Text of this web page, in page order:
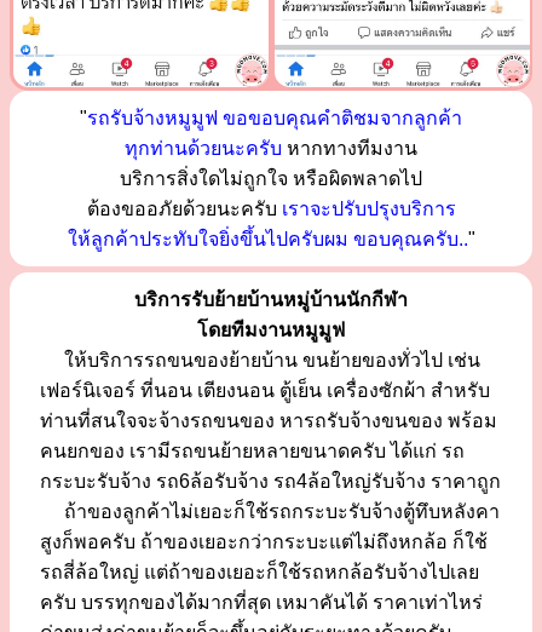
"รถรับจ้างหมูมูฟ ขอขอบคุณคำติชมจากลูกค้า
ทุกท่านด้วยนะครับ หากทางทีมงาน
บริการสิ่งใดไม่ถูกใจ หรือผิดพลาดไป
ต้องขออภัยด้วยนะครับ เราจะปรับปรุงบริการ
ให้ลูกค้าประทับใจยิ่งขึ้นไปครับผม ขอบคุณครับ.."
บริการรับย้ายบ้านหมู่บ้านนักกีฬา
โดยทีมงานหมูมูฟ
ให้บริการรถขนของย้ายบ้าน ขนย้ายของทั่วไป เช่น
เฟอร์นิเจอร์ ที่นอน เตียงนอน ตู้เย็น เครื่องซักผ้า สำหรับ
ท่านที่สนใจจะจ้างรถขนของ หารถรับจ้างขนของ พร้อม
คนยกของ เรามีรถขนย้ายหลายขนาดครับ ได้แก่ รถ
กระบะรับจ้าง รถ6ล้อรับจ้าง รถ4ล้อใหญ่รับจ้าง ราคาถูก
ถ้าของลูกค้าไม่เยอะก็ใช้รถกระบะรับจ้างตู้ทึบหลังคา
สูงก็พอครับ ถ้าของเยอะกว่ากระบะแต่ไม่ถึงหกล้อ ก็ใช้
รถสี่ล้อใหญ่ แต่ถ้าของเยอะก็ใช้รถหกล้อรับจ้างไปเลย
ครับ บรรทุกของได้มากที่สุด เหมาคันได้ ราคาเท่าไหร่